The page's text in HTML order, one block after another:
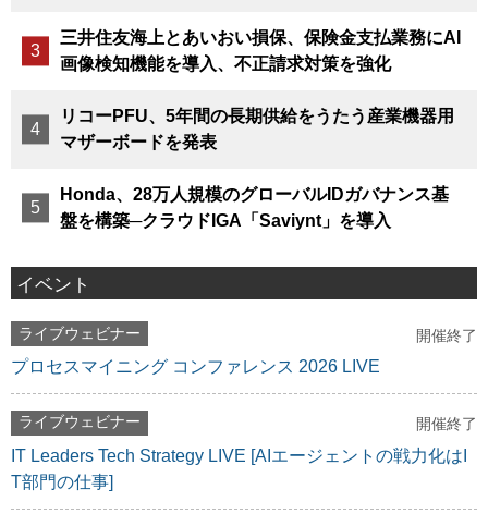
三井住友海上とあいおい損保、保険金支払業務にAI
画像検知機能を導入、不正請求対策を強化
リコーPFU、5年間の長期供給をうたう産業機器用
マザーボードを発表
Honda、28万人規模のグローバルIDガバナンス基
盤を構築─クラウドIGA「Saviynt」を導入
イベント
ライブウェビナー 開催終了
プロセスマイニング コンファレンス 2026 LIVE
ライブウェビナー 開催終了
IT Leaders Tech Strategy LIVE [AIエージェントの戦力化はI
T部門の仕事]